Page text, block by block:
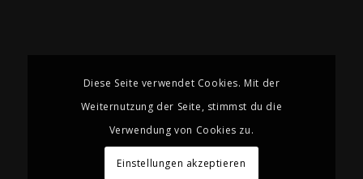
Diese Seite verwendet Cookies. Mit der
Weiternutzung der Seite, stimmst du die
Verwendung von Cookies zu.
Einstellungen akzeptieren